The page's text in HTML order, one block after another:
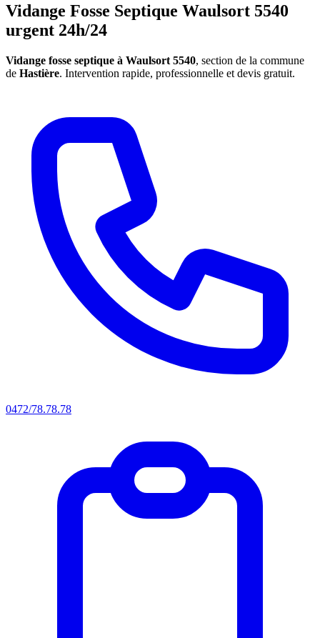
Vidange Fosse Septique Waulsort 5540
urgent 24h/24
Vidange fosse septique à Waulsort 5540, section de la commune
de Hastière. Intervention rapide, professionnelle et devis gratuit.
0472/78.78.78